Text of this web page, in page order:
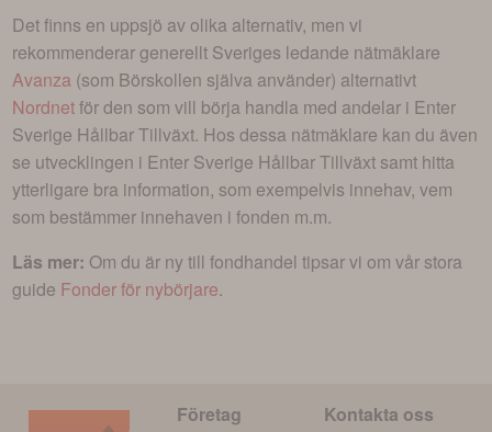
Det finns en uppsjö av olika alternativ, men vi
rekommenderar generellt Sveriges ledande nätmäklare
Avanza (som Börskollen själva använder) alternativt
Nordnetför den som vill börja handla med andelar i Enter
Sverige Hållbar Tillväxt. Hos dessa nätmäklare kan du även
se utvecklingen i Enter Sverige Hållbar Tillväxt samt hitta
ytterligare bra information, som exempelvis innehav, vem
som bestämmer innehaven i fonden m.m.
Läs mer: Om du är ny till fondhandel tipsar vi om vår stora
guide Fonder för nybörjare.
Företag Kontakta oss